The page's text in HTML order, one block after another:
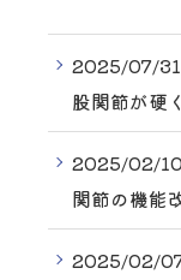
2025/07/31
股関節が硬
2025/02/10
関節の機能
2025/02/